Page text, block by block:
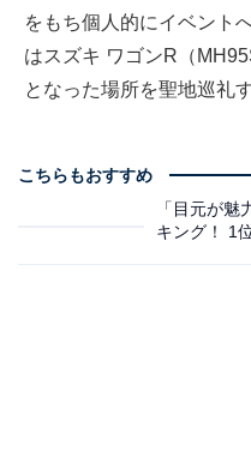
をもち個人的にイベント
はスズキ ワゴンR（
となった場所を聖地巡礼
こちらもおすすめ
「目元が
キング！ 1